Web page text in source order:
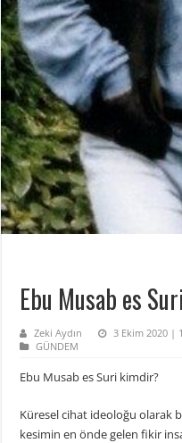
Ebu Musab es
Zeki Aydın
3 Ekim 2020 |
GÜNDEM
Ebu Musab es Suri kimdir?
Küresel cihat ideoloğu olarak
kesimin en önde gelen fikir